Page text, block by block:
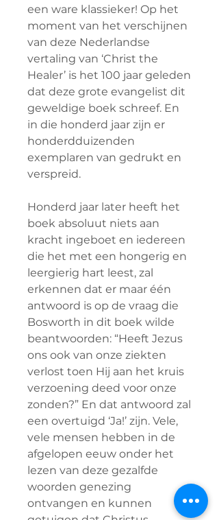
een ware klassieker! Op het
moment van het verschijnen
van deze Nederlandse
vertaling van ‘Christ the
Healer’ is het 100 jaar geleden
dat deze grote evangelist dit
geweldige boek schreef. En
in die honderd jaar zijn er
honderdduizenden
exemplaren van gedrukt en
verspreid.
Honderd jaar later heeft het
boek absoluut niets aan
kracht ingeboet en iedereen
die het met een hongerig en
leergierig hart leest, zal
erkennen dat er maar één
antwoord is op de vraag die
Bosworth in dit boek wilde
beantwoorden: “Heeft Jezus
ons ook van onze ziekten
verlost toen Hij aan het kruis
verzoening deed voor onze
zonden?” En dat antwoord zal
een overtuigd ‘Ja!’ zijn. Vele,
vele mensen hebben in de
afgelopen eeuw onder het
lezen van deze gezalfde
woorden genezing
ontvangen en kunnen